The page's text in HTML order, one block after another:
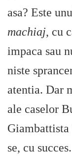
asa? Este
machiaj, cu
impaca sau
niste
atentia. Dar
ale caselor
se, cu succes.